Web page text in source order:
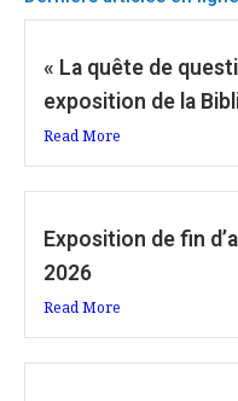
« La quête de
exposition de la
Read More
Exposition de fin
2026
Read More